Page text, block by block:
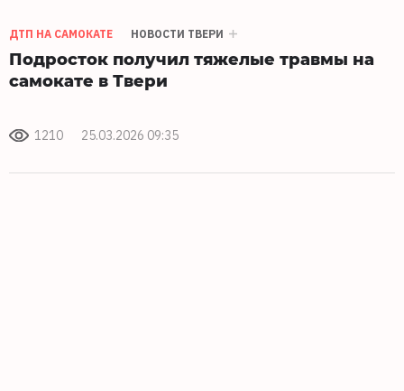
ДТП НА САМОКАТЕ НОВОСТИ ТВЕРИ
Подросток получил тяжелые травмы на
самокате в Твери
1210 25.03.2026 09:35